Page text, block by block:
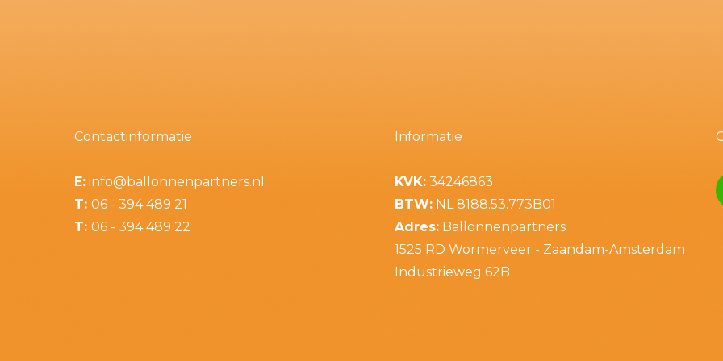
Contactinformatie
E: info@ballonnenpartners.nl
T: 06 - 394 489 21
T: 06 - 394 489 22
Informatie
KVK: 34246863
BTW: NL 8188.53.773B01
Adres: Ballonnenpartners
1525 RD Wormerveer - Zaandam-Amsterdam
Industrieweg 62B